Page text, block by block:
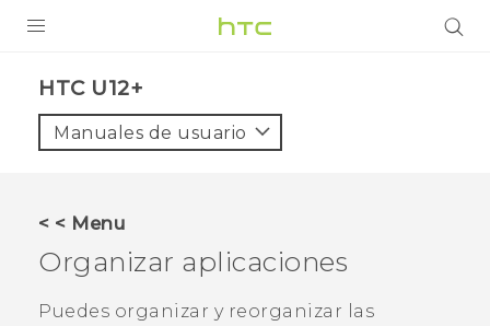
VIVE
HTC U12+‎
Manuales de usuario
< < Menu
Organizar aplicaciones
Puedes organizar y reorganizar las